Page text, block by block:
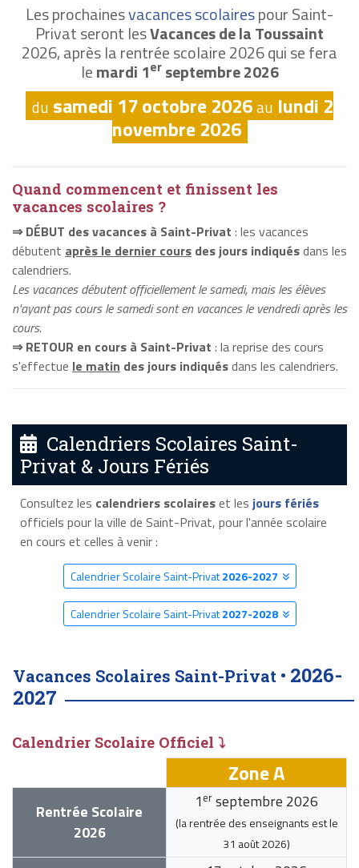
Les prochainesvacances scolairespour Saint-
Privat seront lesVacances de la Toussaint
2026, après la rentrée scolaire 2026 qui se fera
lemardi 1erseptembre 2026
du samedi 17 octobre 2026au lundi 2
novembre 2026
Quand commencent et finissent les
vacances scolaires ?
⇒ DÉBUT des vacances à Saint-Privat : les vacances
débutent après le dernier cours des jours indiquésdans les
calendriers.
Les vacances débutent officiellement le samedi, mais les élèves
n'ayant pas cours le samedi sont en vacances le vendredi après les
cours.
⇒ RETOUR en cours à Saint-Privat : la reprise des cours
s'effectue le matin des jours indiquésdans les calendriers.
Calendriers Scolaires Saint-
Privat & Jours Fériés
Consultez les calendriers scolaireset les jours fériés
officiels pour la ville de Saint-Privat, pour l'année scolaire
en cours et celles à venir :
Calendrier Scolaire Saint-Privat2026-2027
Calendrier Scolaire Saint-Privat2027-2028
Vacances Scolaires Saint-Privat • 2026-
2027
Calendrier Scolaire Officiel ⤵
Zone A
Rentrée Scolaire
2026
1 er septembre 2026
(la rentrée des enseignants est le
31 août 2026)